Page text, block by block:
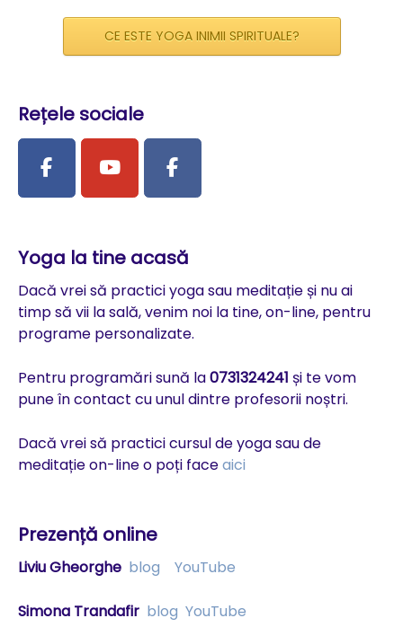
CE ESTE YOGA INIMII SPIRITUALE?
Rețele sociale
Yoga la tine acasă
Dacă vrei să practici yoga sau meditație și nu ai
timp să vii la sală, venim noi la tine, on-line, pentru
programe personalizate.
Pentru programări sună la0731324241 și te vom
pune în contact cu unul dintre profesorii noștri.
Dacă vrei să practici cursul de yoga sau de
meditație on-line o poți faceaici
Prezență online
Liviu Gheorghe blog YouTube
Simona Trandafir blog YouTube